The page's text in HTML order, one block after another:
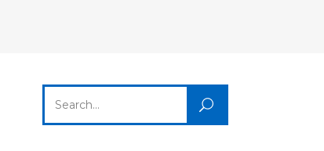
Lists
Highlights
Title & Subtitle
for: